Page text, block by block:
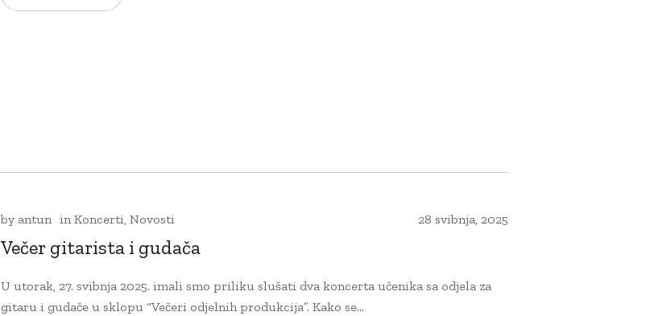
28 svibnja, 2025
by antun inKoncerti,Novosti
Večer gitarista i gudača
U utorak, 27. svibnja 2025. imali smo priliku slušati dva koncerta učenika sa odjela za
gitaru i gudače u sklopu “Večeri odjelnih produkcija”. Kako se...